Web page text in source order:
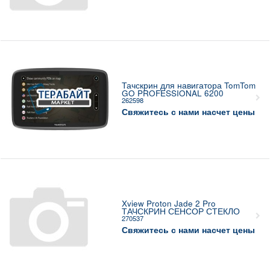
Тачскрин для навигатора TomTom
GO PROFESSIONAL 6200
262598
Свяжитесь с нами насчет цены
Xview Proton Jade 2 Pro
ТАЧСКРИН СЕНСОР СТЕКЛО
270537
Свяжитесь с нами насчет цены